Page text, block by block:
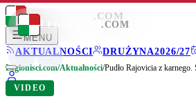
LEGIONISCI .COM
MENU
AKTUALNOŚCI
DRUŻYNA2026/27
LEGIONISCI .COM
Legionisci.com/Aktualności/Pudło Rajovicia z
VIDEO